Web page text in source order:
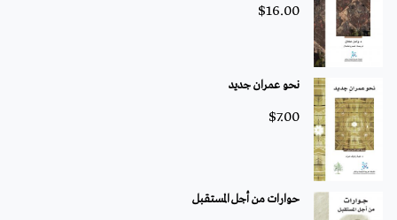
$16.00
نحو عمران جديد
$7.00
حوارات من أجل المستقبل